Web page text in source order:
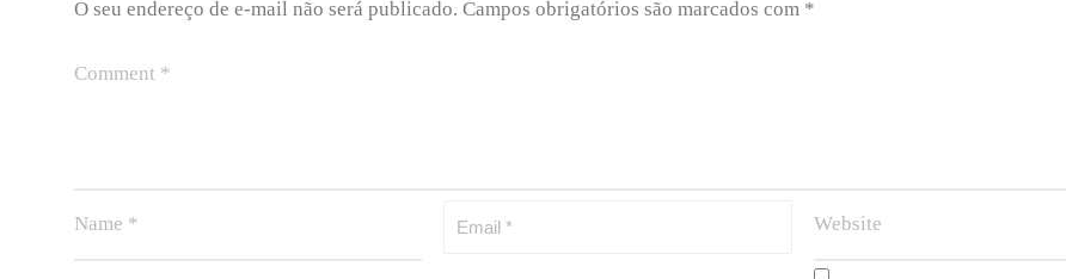
O seu endereço de e-mail não será publicado. Campos obrigatórios são marcados com *